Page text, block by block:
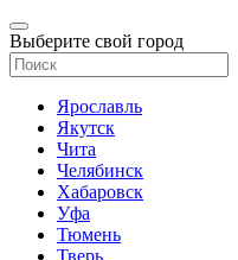
Выберите свой город
Ярославль
Якутск
Чита
Челябинск
Хабаровск
Уфа
Тюмень
Тверь